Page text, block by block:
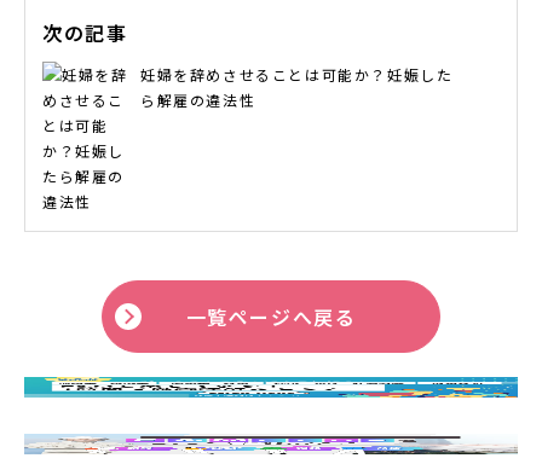
次の記事
妊婦を辞めさせることは可能か？妊娠した
ら解雇の違法性
一覧ページへ戻る